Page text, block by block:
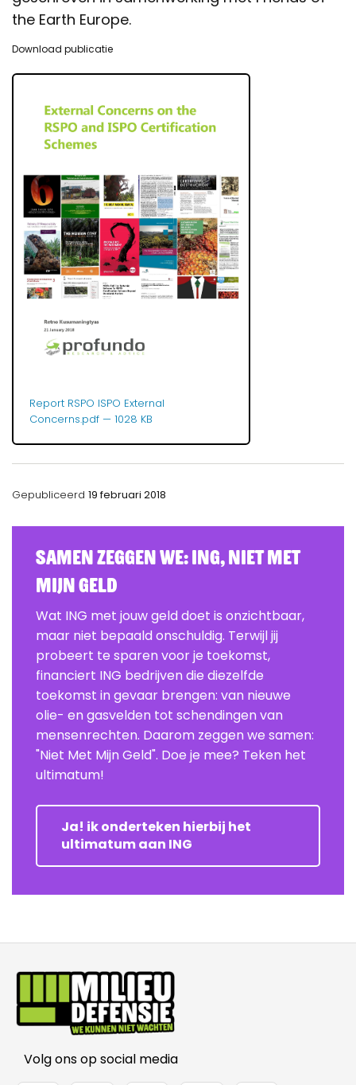
the Earth Europe.
Download publicatie
Report RSPO ISPO External
Concerns.pdf — 1028 KB
Gepubliceerd 19 februari 2018
Samen zeggen we: ING, Niet Met
Mijn Geld
Wat ING met jouw geld doet is onzichtbaar,
maar niet bepaald onschuldig. Terwijl jij
probeert te sparen voor je toekomst,
financiert ING bedrijven die diezelfde
toekomst in gevaar brengen: van nieuwe
olie- en gasvelden tot schendingen van
mensenrechten. Daarom zeggen we samen:
"Niet Met Mijn Geld". Doe je mee? Teken het
ultimatum!
Ja! ik onderteken hierbij het
ultimatum aan ING
Volg ons op social media